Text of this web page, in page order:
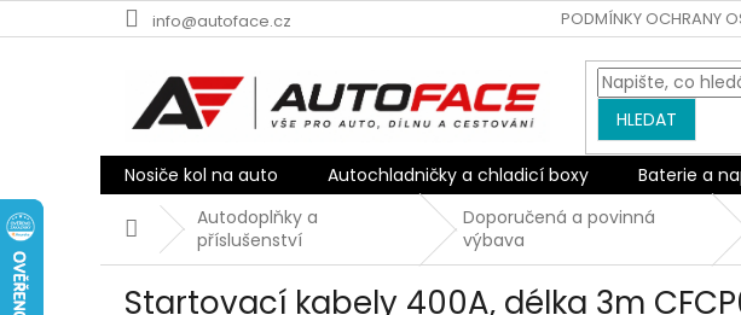
na
info@autoface.cz PODMÍNKY OCHRANY
HLEDAT
Nosiče kol na auto Autochladničky a chladicí boxy Baterie a
DomůAutodoplňky a
příslušenství
Doporučená a povinná
výbava
Startovací kabely 400A, délka 3m